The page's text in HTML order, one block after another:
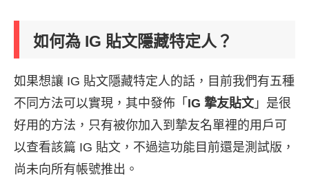
如何為 IG 貼文隱藏特定人？
如果想讓 IG 貼文隱藏特定人的話，目前我們有五種
不同方法可以實現，其中發佈「 IG 摯友貼文 」是很
好用的方法，只有被你加入到摯友名單裡的用戶可
以查看該篇 IG 貼文，不過這功能目前還是測試版，
尚未向所有帳號推出。